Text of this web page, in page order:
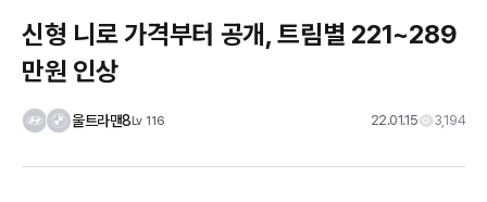
신형 니로 가격부터 공개, 트림별 221~289
만원 인상
울트라맨8Lv 116 22.01.15 3,194